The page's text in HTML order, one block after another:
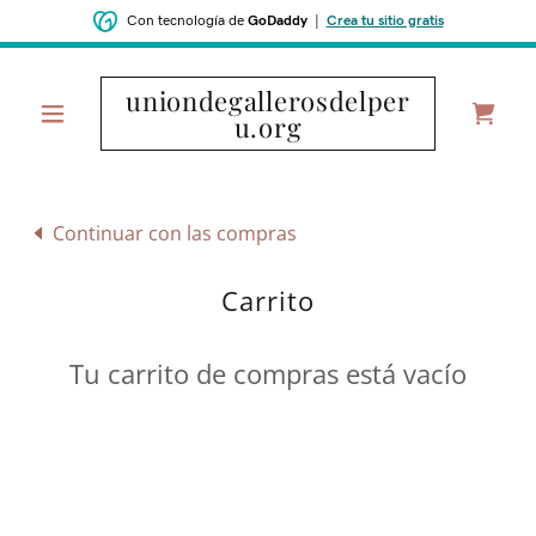
Con tecnología de GoDaddy| Crea tu sitio gratis
uniondegallerosdelper
u.org
Continuar con las compras
Carrito
Tu carrito de compras está vacío